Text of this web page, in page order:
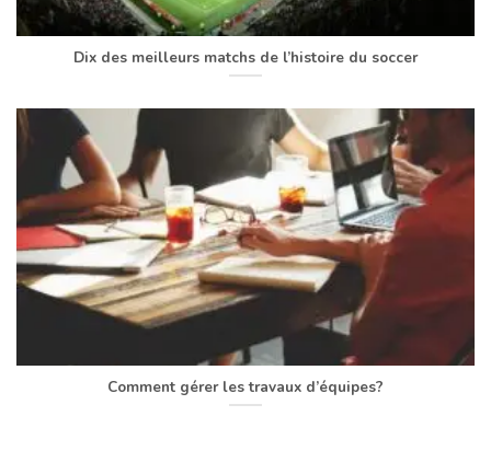
Dix des meilleurs matchs de l’histoire du soccer
Comment gérer les travaux d’équipes?